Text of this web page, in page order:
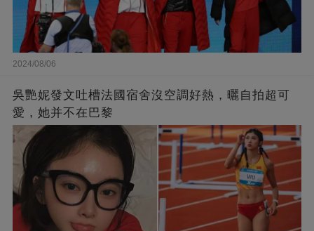
2024/08/06
吳艷妮發文吐槽法國宿舍沒空調好熱，曬自拍超可
愛，她并不在巴黎